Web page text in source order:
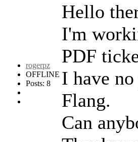
rogerpz
OFFLINE
Posts: 8
Hello
I'm
PDF
I have
Flang.
Can